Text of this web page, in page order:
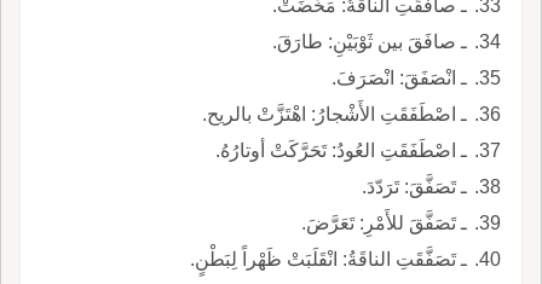
ـ صافَقَتِ الناقَةُ: مَخَضَتْ.
ـ صافَقَ بين ثَوْبَيْنِ: طارَقَ.
ـ انْصَفَقَ: انْصَرَفَ.
ـ اصْطَفَقَتِ الأَشْجارُ: اهْتَزَّتْ بالريح.
ـ اصْطَفَقَتِ العُودُ: تَحَرَّكَتْ أوتارُهُ.
ـ تَصَفَّقَ: تَرَدّدَ.
ـ تَصَفَّقَ للأَمْرِ: تَعَرَّضَ.
ـ تَصَفَّقَتِ الناقَةُ: انْقَلَبَتْ ظَهْراً لِبَطْنٍ.